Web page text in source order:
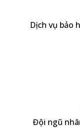
Dịch vụ bảo
Đội ngũ